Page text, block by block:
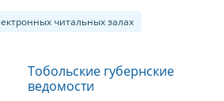
читальных залах
Тобольские губернские
ведомости